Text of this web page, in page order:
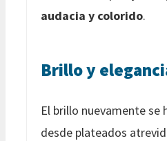
audacia y colorido.
Brillo y
El brillo nuevamente se
desde plateados